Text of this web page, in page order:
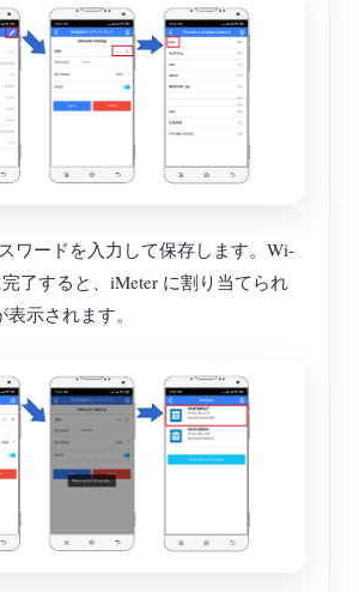
ワードを入力して保存します。Wi-
了すると、iMeter に割り当てられ
示されます。